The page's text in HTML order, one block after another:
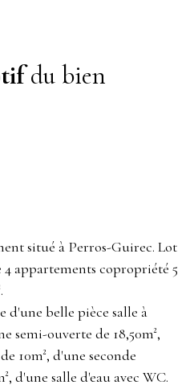
du bien
situé à Perros-Guirec. Lot
appartements copropriété 5
d'une belle pièce salle à
semi-ouverte de 18,50m²,
10m², d'une seconde
d'une salle d'eau avec WC.